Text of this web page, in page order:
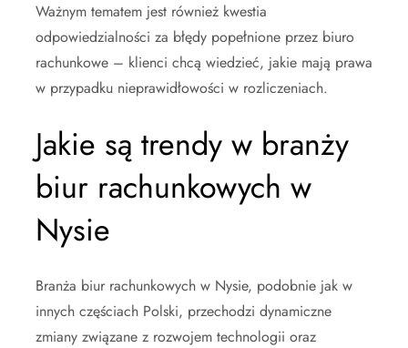
Ważnym tematem jest również kwestia
odpowiedzialności za błędy popełnione przez biuro
rachunkowe – klienci chcą wiedzieć, jakie mają prawa
w przypadku nieprawidłowości w rozliczeniach.
Jakie są trendy w branży
biur rachunkowych w
Nysie
Branża biur rachunkowych w Nysie, podobnie jak w
innych częściach Polski, przechodzi dynamiczne
zmiany związane z rozwojem technologii oraz